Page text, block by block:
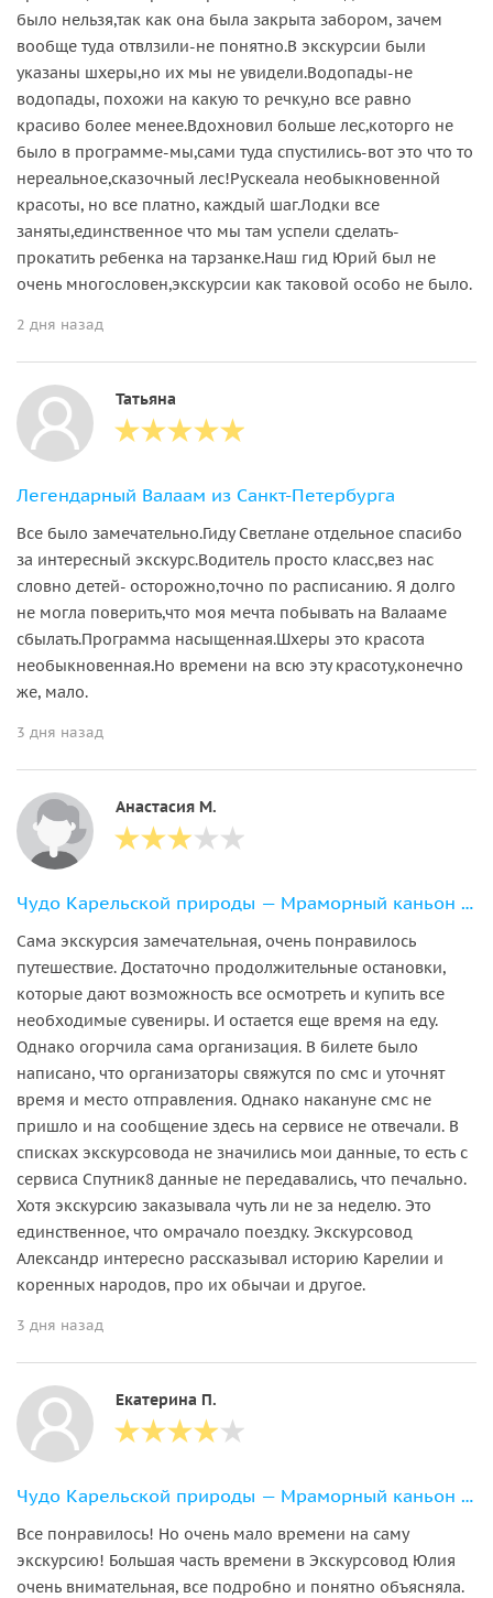
было нельзя,так как она была закрыта забором, зачем
вообще туда отвлзили-не понятно.В экскурсии были
указаны шхеры,но их мы не увидели.Водопады-не
водопады, похожи на какую то речку,но все равно
красиво более менее.Вдохновил больше лес,которго не
было в программе-мы,сами туда спустились-вот это что то
нереальное,сказочный лес!Рускеала необыкновенной
красоты, но все платно, каждый шаг.Лодки все
заняты,единственное что мы там успели сделать-
прокатить ребенка на тарзанке.Наш гид Юрий был не
очень многословен,экскурсии как таковой особо не было.
2 дня назад
Татьяна
Легендарный Валаам из Санкт-Петербурга
Все было замечательно.Гиду Светлане отдельное спасибо
за интересный экскурс.Водитель просто класс,вез нас
словно детей- осторожно,точно по расписанию. Я долго
не могла поверить,что моя мечта побывать на Валааме
сбылать.Программа насыщенная.Шхеры это красота
необыкновенная.Но времени на всю эту красоту,конечно
же, мало.
3 дня назад
Анастасия М.
Чудо Карельской природы — Мраморный каньон Рускеала
Сама экскурсия замечательная, очень понравилось
путешествие. Достаточно продолжительные остановки,
которые дают возможность все осмотреть и купить все
необходимые сувениры. И остается еще время на еду.
Однако огорчила сама организация. В билете было
написано, что организаторы свяжутся по смс и уточнят
время и место отправления. Однако накануне смс не
пришло и на сообщение здесь на сервисе не отвечали. В
списках экскурсовода не значились мои данные, то есть с
сервиса Спутник8 данные не передавались, что печально.
Хотя экскурсию заказывала чуть ли не за неделю. Это
единственное, что омрачало поездку. Экскурсовод
Александр интересно рассказывал историю Карелии и
коренных народов, про их обычаи и другое.
3 дня назад
Екатерина П.
Чудо Карельской природы — Мраморный каньон Рускеала
Все понравилось! Но очень мало времени на саму
экскурсию! Большая часть времени в Экскурсовод Юлия
очень внимательная, все подробно и понятно объясняла.